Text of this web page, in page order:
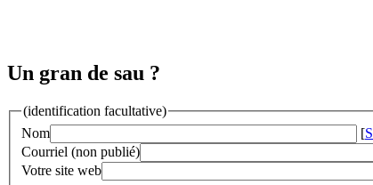
Un gran de sau ?
(identification facultative)
Nom
[
Courriel (non publié)
Votre site web